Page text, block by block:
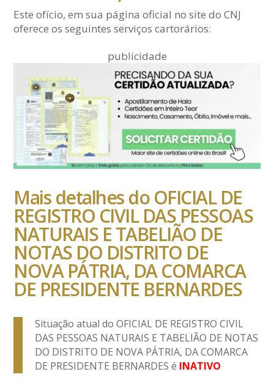
Este ofício, em sua página oficial no site do CNJ
oferece os seguintes serviços cartorários:
publicidade
Mais detalhes do OFICIAL DE
REGISTRO CIVIL DAS PESSOAS
NATURAIS E TABELIÃO DE
NOTAS DO DISTRITO DE
NOVA PÁTRIA, DA COMARCA
DE PRESIDENTE BERNARDES
Situação atual do OFICIAL DE REGISTRO CIVIL
DAS PESSOAS NATURAIS E TABELIÃO DE NOTAS
DO DISTRITO DE NOVA PÁTRIA, DA COMARCA
DE PRESIDENTE BERNARDES é INATIVO